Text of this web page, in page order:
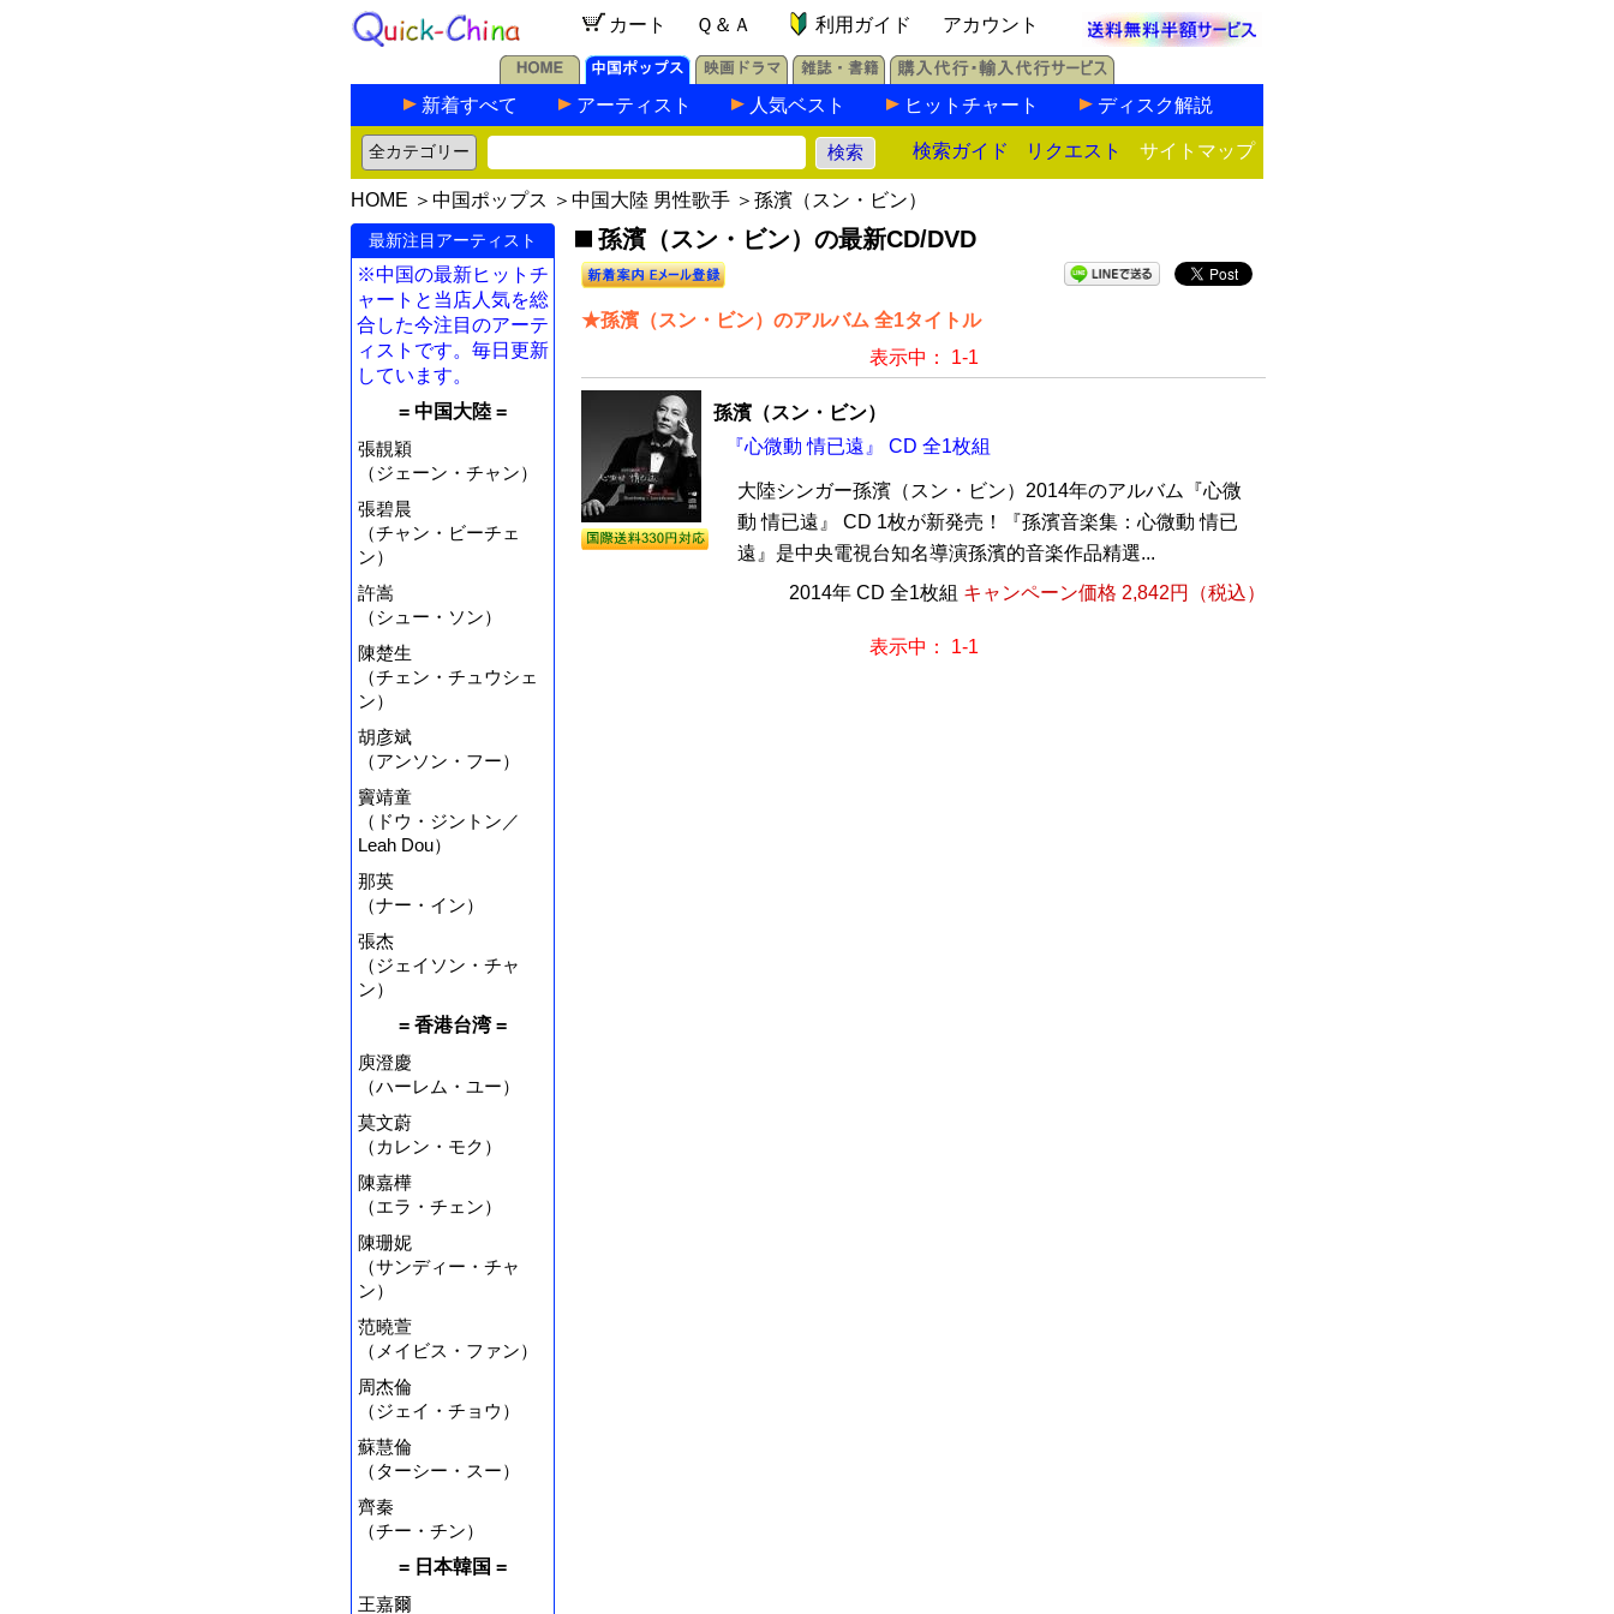
カート Ｑ＆Ａ 利用ガイド アカウント
新着すべて アーティスト 人気ベスト ヒットチャート ディスク解説
検索ガイド リクエスト サイトマップ
HOME ＞ 中国ポップス ＞ 中国大陸 男性歌手 ＞孫濱（スン・ビン）
最新注目アーティスト
※中国の最新ヒットチ
ャートと当店人気を総
合した今注目のアーテ
ィストです。毎日更新
しています。
= 中国大陸 =
張靚穎
（ジェーン・チャン）
張碧晨
（チャン・ビーチェ
ン）
許嵩
（シュー・ソン）
陳楚生
（チェン・チュウシェ
ン）
胡彦斌
（アンソン・フー）
竇靖童
（ドウ・ジントン／
Leah Dou）
那英
（ナー・イン）
張杰
（ジェイソン・チャ
ン）
= 香港台湾 =
庾澄慶
（ハーレム・ユー）
莫文蔚
（カレン・モク）
陳嘉樺
（エラ・チェン）
陳珊妮
（サンディー・チャ
ン）
范曉萱
（メイビス・ファン）
周杰倫
（ジェイ・チョウ）
蘇慧倫
（ターシー・スー）
齊秦
（チー・チン）
= 日本韓国 =
王嘉爾
孫濱（スン・ビン）の最新CD/DVD
★孫濱（スン・ビン）のアルバム 全1タイトル
表示中： 1-1
孫濱（スン・ビン）
『心微動 情已遠』 CD 全1枚組
大陸シンガー孫濱（スン・ビン）2014年のアルバム『心微
動 情已遠』 CD 1枚が新発売！『孫濱音楽集：心微動 情已
遠』是中央電視台知名導演孫濱的音楽作品精選...
2014年 CD 全1枚組 キャンペーン価格 2,842円（税込）
表示中： 1-1